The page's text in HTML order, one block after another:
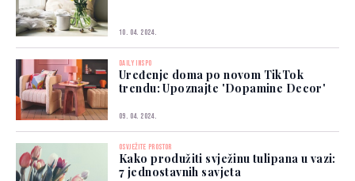
10. 04. 2024.
DAILY INSPO
Uređenje doma po novom TikTok
trendu: Upoznajte 'Dopamine Decor'
09. 04. 2024.
OSVJEŽITE PROSTOR
Kako produžiti svježinu tulipana u vazi:
7 jednostavnih savjeta